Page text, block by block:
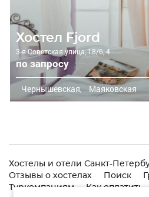
Хостел Fjord
3-я Советская улица, 18/6, 4
по запросу
Чернышевская, Маяковская
Хостелы и отели Санкт-
Отзывы о хостелах
Поиск
Туркомпаниям
Как оплатить